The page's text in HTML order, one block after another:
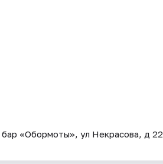
«Обормоты», ул Некрасова, д 22